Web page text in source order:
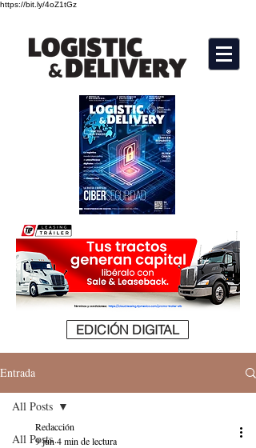
https://bit.ly/4oZ1tGz
EDICIÓN DIGITAL
Entrada
All Posts
All Posts
Redacción
9 jun 4 min de lectura